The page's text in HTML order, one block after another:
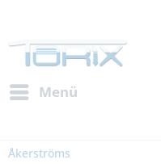
Menü
Åkerströms